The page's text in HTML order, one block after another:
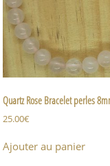
Quartz Rose Bracelet perles
25.00€
Ajouter au panier